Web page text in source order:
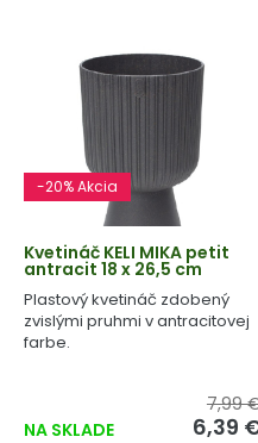
-20% Akcia
Kvetináč KELI MIKA petit
antracit 18 x 26,5 cm
Plastový kvetináč zdobený
zvislými pruhmi v antracitovej
farbe.
NA SKLADE
7,99
6,39